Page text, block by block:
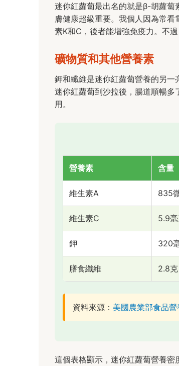
迷你紅蘿蔔最出名的就是β-胡蘿蔔
膚健康超級重要。我個人因為常
素K和C，後者能增強免疫力。不
礦物質和其他營養素
鉀和纖維是迷你紅蘿蔔營養的另
迷你紅蘿蔔到沙拉後，腸道順暢
用。
營養素
含量
維生素A 835
維生素C 5.9
鉀 320
膳食纖維 2.8克
資料來源： 美國農業部食品
這個表格顯示，迷你紅蘿蔔營養